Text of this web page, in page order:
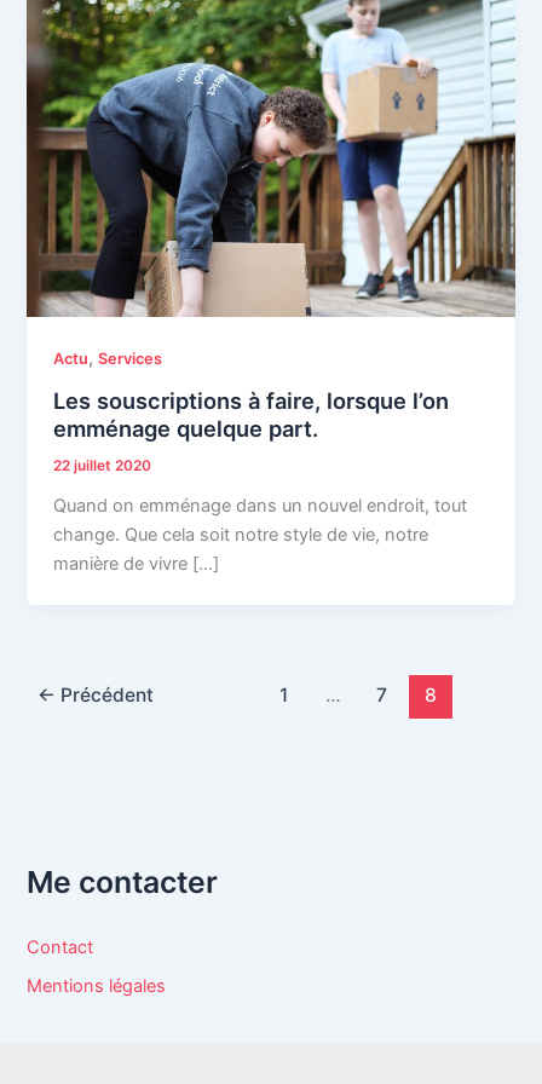
Actu,Services
Les souscriptions à faire, lorsque l’on
emménage quelque part.
22 juillet 2020
Quand on emménage dans un nouvel endroit, tout
change. Que cela soit notre style de vie, notre
manière de vivre […]
← Précédent 1 … 7 8
Me contacter
Contact
Mentions légales